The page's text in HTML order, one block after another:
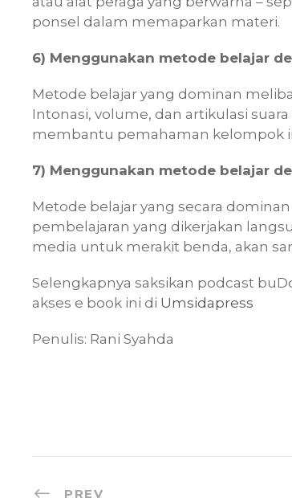
ponsel dalam memaparkan materi.
6) Menggunakan metode belajar
Metode belajar yang dominan
Intonasi, volume, dan artikulasi
membantu pemahaman kelompok
7) Menggunakan metode belajar
Metode belajar yang secara
pembelajaran yang dikerjakan
media untuk merakit benda, akan
Selengkapnya saksikan podcast
akses e book ini di Umsidapress
Penulis: Rani Syahda
PREV